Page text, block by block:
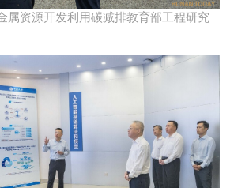
属资源开发利用碳减排教育部工程研究